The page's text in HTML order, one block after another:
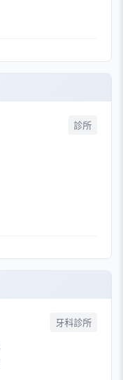
診所
牙科診所